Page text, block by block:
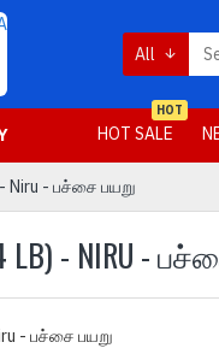
All
HOT SALE
HOT
Niru - பச்சை பயறு
LB) - NIRU -